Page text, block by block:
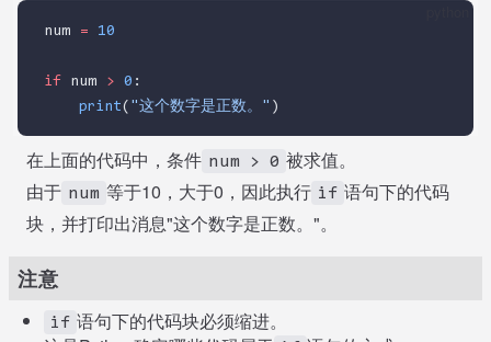
num = 10
if num > 0 :
print( "这个数字是正数。" )
在上面的代码中，条件 num > 0 被求值。
由于 num 等于10，大于0，因此执行 if 语句下的代码
块，并打印出消息"这个数字是正数。"。
注意
if 语句下的代码块必须缩进。